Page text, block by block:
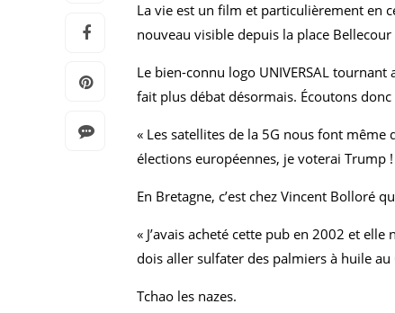
La vie est un film et particulièrement en
nouveau visible depuis la place
Le bien-connu logo UNIVERSAL
fait plus débat désormais. Écoutons
« Les satellites de la 5G nous font
élections européennes, je voterai Trump !
En Bretagne, c’est chez Vincent Bolloré
« J’avais acheté cette pub en 2002 et
dois aller sulfater des palmiers à huile au
Tchao les nazes.